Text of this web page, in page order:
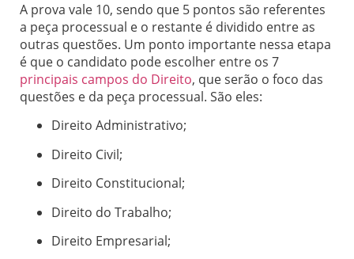
A prova vale 10, sendo que 5 pontos são referentes
a peça processual e o restante é dividido entre as
outras questões. Um ponto importante nessa etapa
é que o candidato pode escolher entre os 7
principais campos do Direito, que serão o foco das
questões e da peça processual. São eles:
Direito Administrativo;
Direito Civil;
Direito Constitucional;
Direito do Trabalho;
Direito Empresarial;